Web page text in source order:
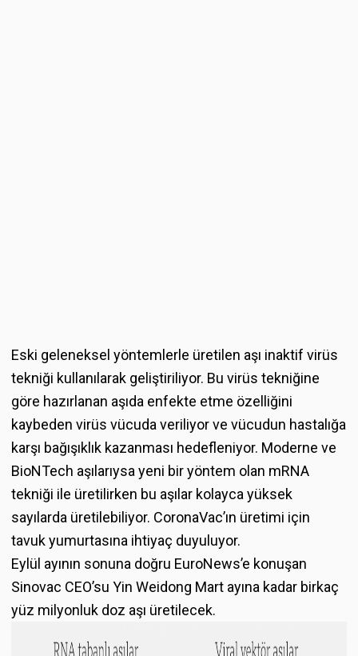
Eski geleneksel yöntemlerle üretilen aşı inaktif virüs
tekniği kullanılarak geliştiriliyor. Bu virüs tekniğine
göre hazırlanan aşıda enfekte etme özelliğini
kaybeden virüs vücuda veriliyor ve vücudun hastalığa
karşı bağışıklık kazanması hedefleniyor. Moderne ve
BioNTech aşılarıysa yeni bir yöntem olan mRNA
tekniği ile üretilirken bu aşılar kolayca yüksek
sayılarda üretilebiliyor. CoronaVac’ın üretimi için
tavuk yumurtasına ihtiyaç duyuluyor.
Eylül ayının sonuna doğru EuroNews’e konuşan
Sinovac CEO’su Yin Weidong Mart ayına kadar birkaç
yüz milyonluk doz aşı üretilecek.